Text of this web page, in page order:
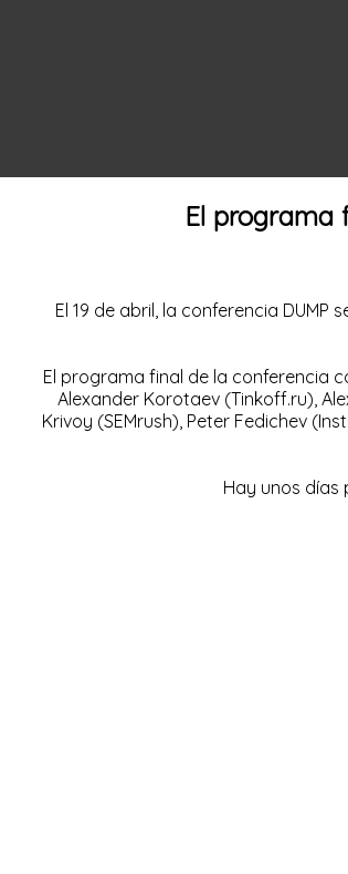
El programa
El 19 de abril, la conferencia DUMP
El programa final de la conferencia
Alexander Korotaev (Tinkoff.ru),
Krivoy (SEMrush), Peter Fedichev
Hay unos días